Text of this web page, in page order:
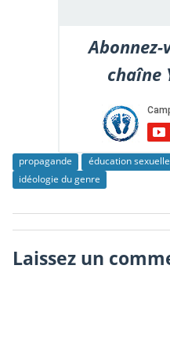
chaîne
propagande éducation sexuelle
idéologie du genre
Laissez un